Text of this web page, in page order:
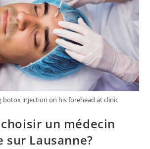
botox injection on his forehead at clinic
un médecin
sur Lausanne?